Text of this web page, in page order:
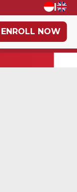
|
ENROLL NOW